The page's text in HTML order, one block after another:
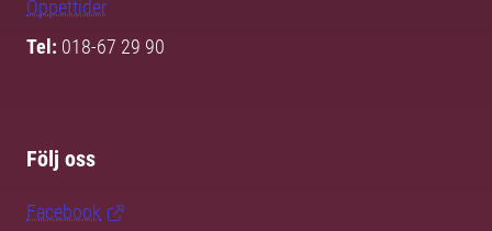
Öppettider
Tel: 018-67 29 90
Följ oss
Facebook